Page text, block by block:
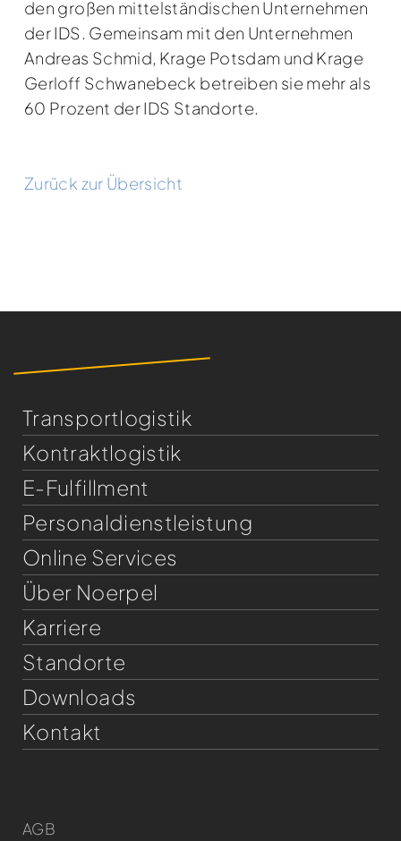
den großen mittelständischen Unternehmen
der IDS. Gemeinsam mit den Unternehmen
Andreas Schmid, Krage Potsdam und Krage
Gerloff Schwanebeck betreiben sie mehr als
60 Prozent der IDS Standorte.
Zurück zur Übersicht
Transportlogistik
Kontraktlogistik
E-Fulfillment
Personaldienst­leistung
Online Services
Über Noerpel
Karriere
Standorte
Downloads
Kontakt
AGB